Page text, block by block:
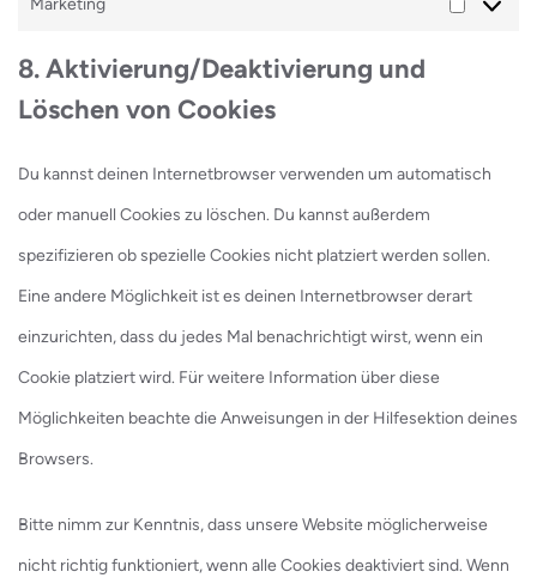
Marketing
8. Aktivierung/Deaktivierung und
Löschen von Cookies
Du kannst deinen Internetbrowser verwenden um automatisch
oder manuell Cookies zu löschen. Du kannst außerdem
spezifizieren ob spezielle Cookies nicht platziert werden sollen.
Eine andere Möglichkeit ist es deinen Internetbrowser derart
einzurichten, dass du jedes Mal benachrichtigt wirst, wenn ein
Cookie platziert wird. Für weitere Information über diese
Möglichkeiten beachte die Anweisungen in der Hilfesektion deines
Browsers.
Bitte nimm zur Kenntnis, dass unsere Website möglicherweise
nicht richtig funktioniert, wenn alle Cookies deaktiviert sind. Wenn